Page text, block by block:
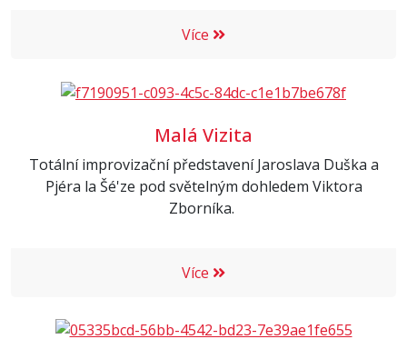
Více
Malá Vizita
Totální improvizační představení Jaroslava Duška a
Pjéra la Šé'ze pod světelným dohledem Viktora
Zborníka.
Více